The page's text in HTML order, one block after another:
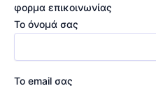
φορμα επικοινωνίας
Το όνομά σας
Το email σας